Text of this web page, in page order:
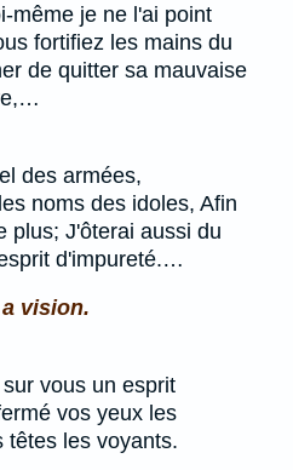
même je ne l'ai point
fortifiez les mains du
de quitter sa mauvaise
des armées,
noms des idoles, Afin
plus; J'ôterai aussi du
d'impureté.…
vision.
vous un esprit
vos yeux les
têtes les voyants.